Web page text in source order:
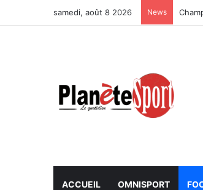
samedi, août 8 2026 News
ACCUEIL OMNISPORT